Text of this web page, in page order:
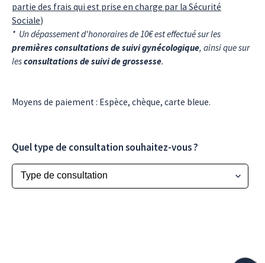
partie des frais qui est prise en charge par la Sécurité
Sociale)
* Un dépassement d'honoraires de 10€ est effectué sur les
premières consultationsde suivi gynécologique, ainsi que sur
lesconsultations de suivi de grossesse.
Moyens de paiement : Espèce, chèque, carte bleue.
Quel type de consultation souhaitez-vous ?